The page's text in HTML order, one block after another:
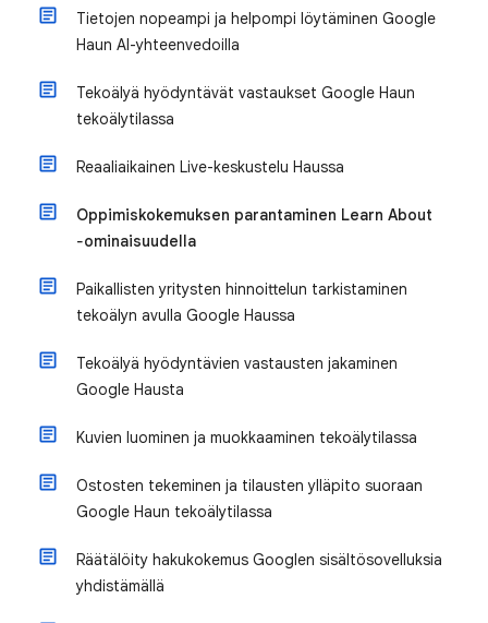
Tietojen nopeampi ja helpompi löytäminen Google
Haun AI-yhteenvedoilla
Tekoälyä hyödyntävät vastaukset Google Haun
tekoälytilassa
Reaaliaikainen Live-keskustelu Haussa
Oppimiskokemuksen parantaminen Learn About
‐ominaisuudella
Paikallisten yritysten hinnoittelun tarkistaminen
tekoälyn avulla Google Haussa
Tekoälyä hyödyntävien vastausten jakaminen
Google Hausta
Kuvien luominen ja muokkaaminen tekoälytilassa
Ostosten tekeminen ja tilausten ylläpito suoraan
Google Haun tekoälytilassa
Räätälöity hakukokemus Googlen sisältösovelluksia
yhdistämällä